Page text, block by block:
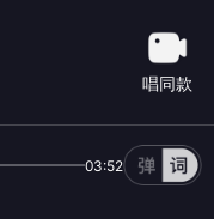
唱同款
03:52